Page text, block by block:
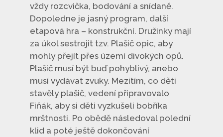
vždy rozcvička, bodování a snídaně.
Dopoledne je jasný program, další
etapová hra – konstrukční. Družinky mají
za úkol sestrojit tzv. Plašič opic, aby
mohly přejít přes území divokých opů.
Plašič musí být buď pohyblivý, anebo
musí vydávat zvuky. Mezitím, co děti
stavěly plašič, vedení připravovalo
Fiňák, aby si děti vyzkušeli bobříka
mrštnosti. Po obědě následoval polední
klid a poté ještě dokončování